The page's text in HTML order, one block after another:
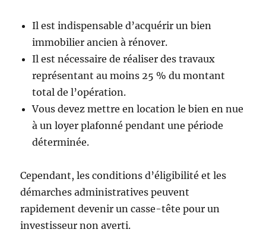
Il est indispensable d’acquérir un bien
immobilier ancien à rénover.
Il est nécessaire de réaliser des travaux
représentant au moins 25 % du montant
total de l’opération.
Vous devez mettre en location le bien en nue
à un loyer plafonné pendant une période
déterminée.
Cependant, les conditions d’éligibilité et les
démarches administratives peuvent
rapidement devenir un casse-tête pour un
investisseur non averti.